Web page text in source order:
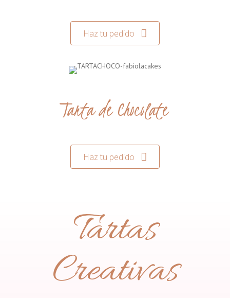
Haz tu pedido
Tarta de Chocolate
Haz tu pedido
Tartas
Creativas